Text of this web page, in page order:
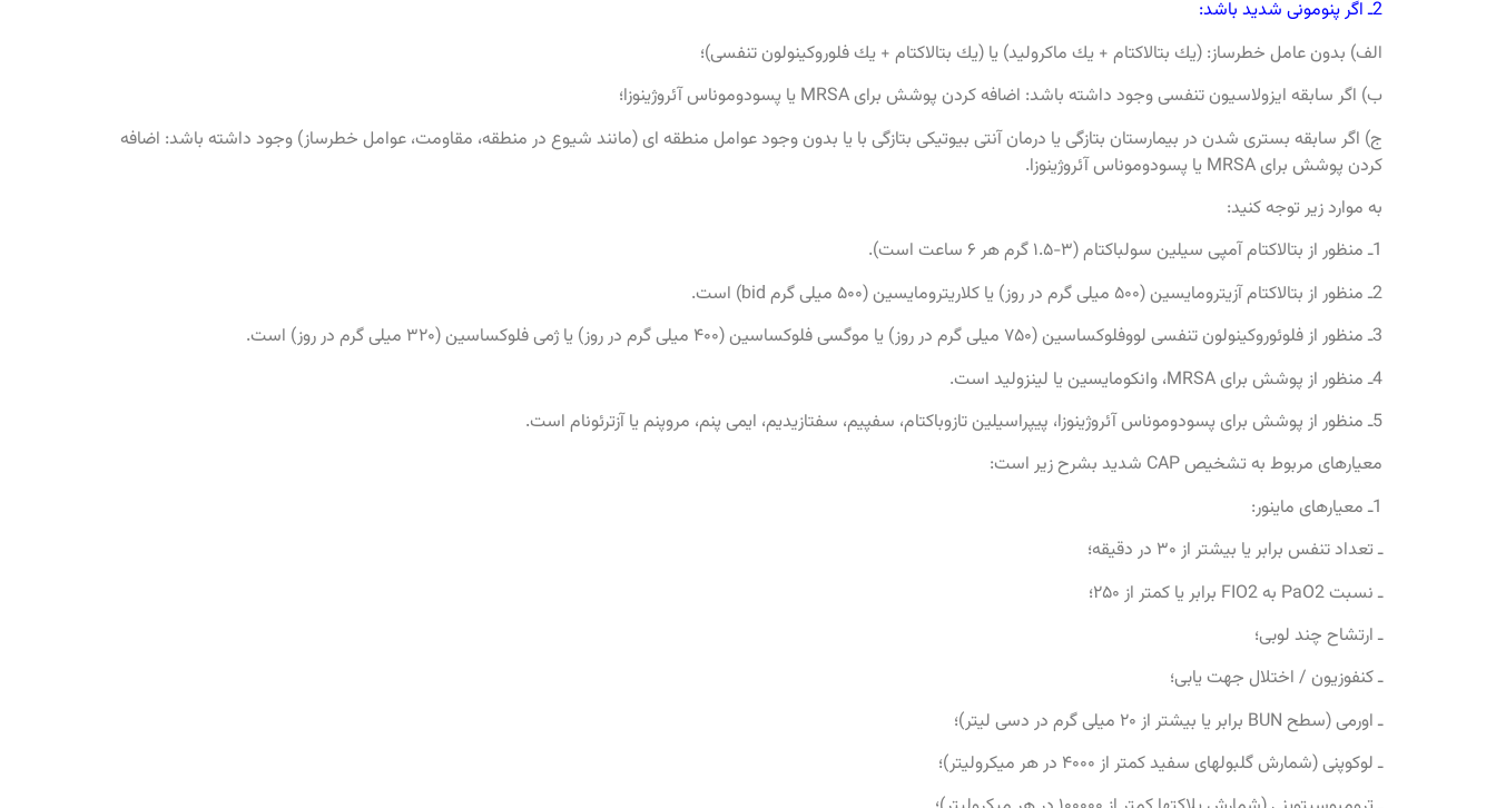
2ـ اگر پنومونى شديد باشد:
الف) بدون عامل خطرساز: (يك بتالاكتام + يك ماكروليد) يا (يك بتالاكتام + يك فلوروكينولون تنفسى)؛
ب) اگر سابقه ايزولاسيون تنفسى وجود داشته باشد: اضافه كردن پوشش براى MRSA يا پسودوموناس آئروژينوزا؛
ج) اگر سابقه بسترى شدن در بيمارستان بتازگى يا درمان آنتى ‏بيوتيكى بتازگى با يا بدون وجود عوامل منطقه‏ اى (مانند شيوع در منطقه، مقاومت، عوامل خطرساز) وجود داشته باشد: اضافه
كردن پوشش براى MRSA يا پسودوموناس آئروژينوزا.
به موارد زير توجه كنيد:
1ـ منظور از بتالاكتام آمپى ‏سيلين سولباكتام (۳-۱.۵ گرم هر ۶ ساعت است).
2ـ منظور از بتالاكتام آزيترومايسين (۵۰۰ ميلى ‏گرم در روز) يا كلاريترومايسين (۵۰۰ ميلى ‏گرم bid) است.
3ـ منظور از فلوئوروكينولون تنفسى لووفلوكساسين (۷۵۰ ميلى ‏گرم در روز) يا موگسى‏ فلوكساسين (۴۰۰ ميلى ‏گرم در روز) يا ژمى ‏فلوكساسين (۳۲۰ ميلى ‏گرم در روز) است.
4ـ منظور از پوشش براى MRSA، وانكومايسين يا لينزوليد است.
5ـ منظور از پوشش براى پسودوموناس آئروژينوزا، پيپراسيلين تازوباكتام، سفپيم، سفتازيديم، ايمى ‏پنم، مروپنم يا آزترئونام است.
معيارهاى مربوط به تشخيص CAP شديد بشرح زير است:
1ـ معيارهاى ماينور:
ـ تعداد تنفس برابر يا بيشتر از ۳۰ در دقيقه؛
ـ نسبت PaO2 به FIO2 برابر يا كمتر از ۲۵۰؛
ـ ارتشاح چند لوبى؛
ـ كنفوزيون / اختلال جهت‏ يابى؛
ـ اورمى (سطح BUN برابر يا بيشتر از ۲۰ ميلى ‏گرم در دسى ‏ليتر)؛
ـ لوكوپنى (شمارش گلبول‏هاى سفيد كمتر از ۴۰۰۰ در هر ميكروليتر)؛